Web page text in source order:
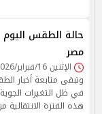
مصر
الإثنين 16/فبراير/2026 - 02:00 ص
وتبقى متابعة أخبار
في ظل التغيرات
هذه الفترة